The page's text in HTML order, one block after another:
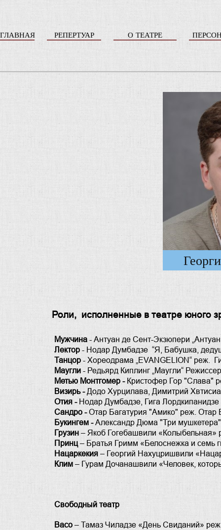
ГЛАВНАЯ РЕПЕРТУАР О ТЕАТРЕ
Роли, исполненные в театре юного
Мужчина- Антуан де Сент-Экзюпери
Лектор - Нодар Думбадзе “Я, Бабушка,
Танцор - Хореодрама „EVANGELION“ реж.
Маугли - Редьярд Киплинг „Маугли“
Метью Монтгомер - Кристофер Гор "Слава"
Визирь -Додо Хурцилава, Димитрий
Отия - Нодар Думбадзе, Гига
Сандро -Отар Багатурия "Амико" реж. Отар
Букингем -Александр Дюма "Три
Грузин – Якоб Гогебашвили «Колыбельная»
Принц– Братья Гримм «Белоснежка и семь
Нацаркекия – Георгий Нахуцришвили
Клим – Гурам Дочанашвили «Человек,
Свободный театр
Васо – Тамаз Чиладзе «День Свиданий»